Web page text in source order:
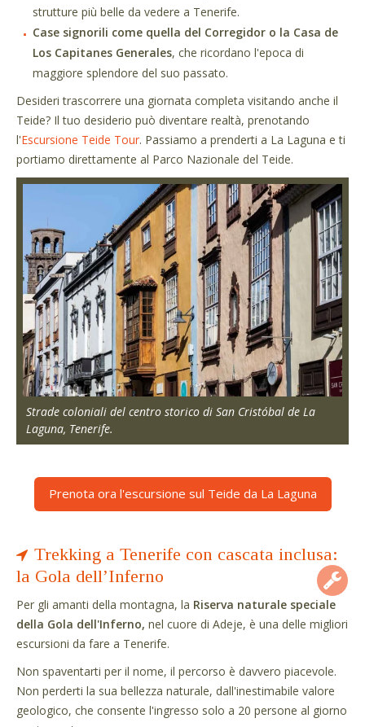
strutture più belle da vedere a Tenerife.
Case signorili come quella del Corregidor o la Casa de
Los Capitanes Generales, che ricordano l'epoca di
maggiore splendore del suo passato.
Desideri trascorrere una giornata completa visitando anche il
Teide? Il tuo desiderio può diventare realtà, prenotando
l'Escursione Teide Tour. Passiamo a prenderti a La Laguna e ti
portiamo direttamente al Parco Nazionale del Teide.
Strade coloniali del centro storico di San Cristóbal de La
Laguna, Tenerife.
Prenota ora l'escursione sul Teide da La Laguna
Trekking a Tenerife con cascata inclusa:
la Gola dell’Inferno
Per gli amanti della montagna, la Riserva naturale speciale
della Gola dell'Inferno, nel cuore di Adeje, è una delle migliori
escursioni da fare a Tenerife.
Non spaventarti per il nome, il percorso è davvero piacevole.
Non perderti la sua bellezza naturale, dall'inestimabile valore
geologico, che consente l'ingresso solo a 20 persone al giorno